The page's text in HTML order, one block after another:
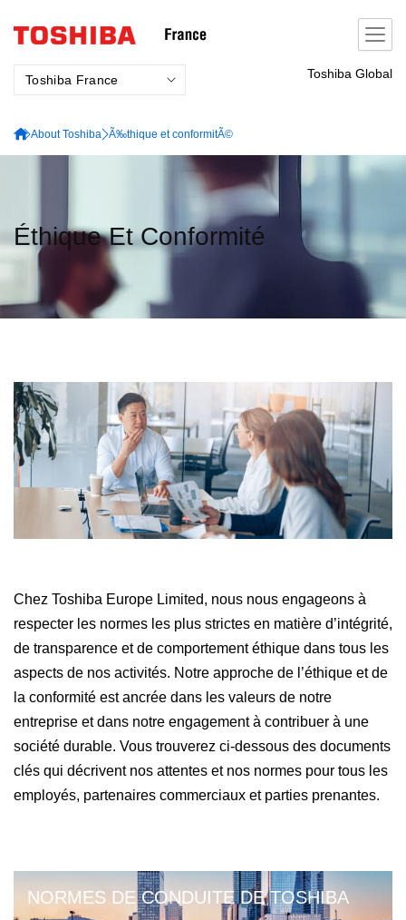
Toshiba France
Toshiba Global
About Toshiba Ã‰thique et conformitÃ©
Éthique Et Conformité
Chez Toshiba Europe Limited, nous nous engageons à
respecter les normes les plus strictes en matière d’intégrité,
de transparence et de comportement éthique dans tous les
aspects de nos activités. Notre approche de l’éthique et de
la conformité est ancrée dans les valeurs de notre
entreprise et dans notre engagement à contribuer à une
société durable. Vous trouverez ci-dessous des documents
clés qui décrivent nos attentes et nos normes pour tous les
employés, partenaires commerciaux et parties prenantes.
NORMES DE CONDUITE DE TOSHIBA